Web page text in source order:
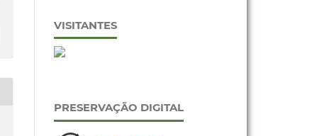
VISITANTES
PRESERVAÇÃO DIGITAL